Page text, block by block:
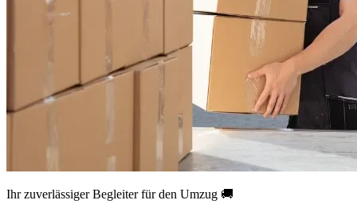
Ihr zuverlässiger Begleiter für den Umzug 🚚